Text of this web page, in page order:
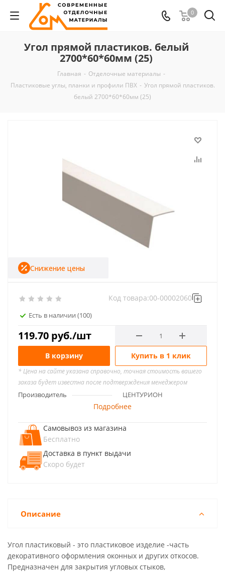
0
Угол прямой пластиков. белый
2700*60*60мм (25)
Главная - Отделочные материалы -
Пластиковые углы, планки и профили ПВХ - Угол прямой пластиков.
белый 2700*60*60мм (25)
Есть в наличии (100)
Код товара:00-00002060
119.70 руб./шт
Снижение цены
В корзину Купить в 1 клик
* Цена на сайте указана справочно, точная стоимость вашего
заказа будет известна после подтверждения менеджером
Производитель ЦЕНТУРИОН
Подробнее
Самовывоз из магазина
Бесплатно
Доставка в пункт выдачи
Скоро будет
Описание
Угол пластиковый - это пластиковое изделие -часть
декоративного оформления оконных и других откосов.
Предназначен для закрытия угловых стыков,